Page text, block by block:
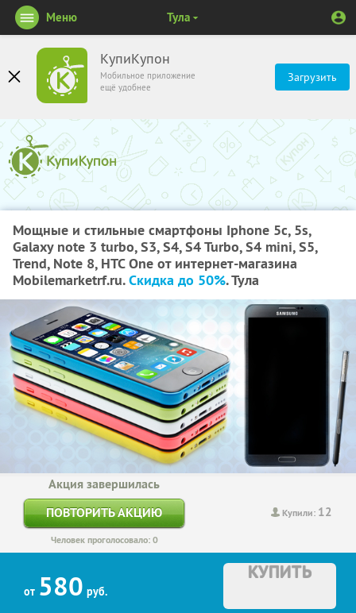
КупиКупон
Мобильное приложение
ещё удобнее
Загрузить
Меню Тула
Мощные и стильные смартфоны Iphone 5c, 5s,
Galaxy note 3 turbo, S3, S4, S4 Turbo, S4 mini, S5,
Trend, Note 8, HTC One от интернет-магазина
Mobilemarketrf.ru.Скидка до 50%. Тула
Купили: 12
Акция завершилась
ПОВТОРИТЬ АКЦИЮ
Человек проголосовало: 0
от 580 руб.
КУПИТЬ